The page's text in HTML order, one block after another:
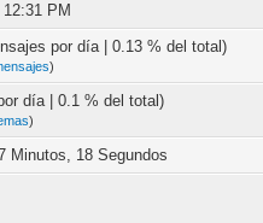
PM
por día | 0.13 % del total)
)
día | 0.1 % del total)
)
Minutos, 18 Segundos